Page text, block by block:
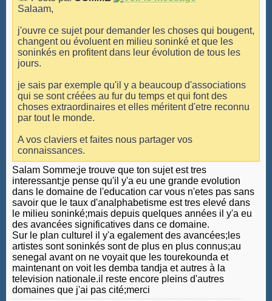
Salaam,
j'ouvre ce sujet pour demander les choses qui bougent,
changent ou évoluent en milieu soninké et que les
soninkés en profitent dans leur évolution de tous les
jours.
je sais par exemple qu'il y a beaucoup d'associations
qui se sont créées au fur du temps et qui font des
choses extraordinaires et elles méritent d'etre reconnu
par tout le monde.
A vos claviers et faites nous partager vos
connaissances.
Salam Somme;je trouve que ton sujet est tres
interessant;je pense qu'il y'a eu une grande evolution
dans le domaine de l'education car vous n'etes pas sans
savoir que le taux d'analphabetisme est tres elevé dans
le milieu soninké;mais depuis quelques années il y'a eu
des avancées significatives dans ce domaine.
Sur le plan culturel il y'a egalement des avancées;les
artistes sont soninkés sont de plus en plus connus;au
senegal avant on ne voyait que les tourekounda et
maintenant on voit les demba tandja et autres à la
television nationale.il reste encore pleins d'autres
domaines que j'ai pas cité;merci